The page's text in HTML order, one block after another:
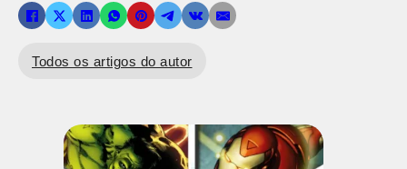
Todos os artigos do autor